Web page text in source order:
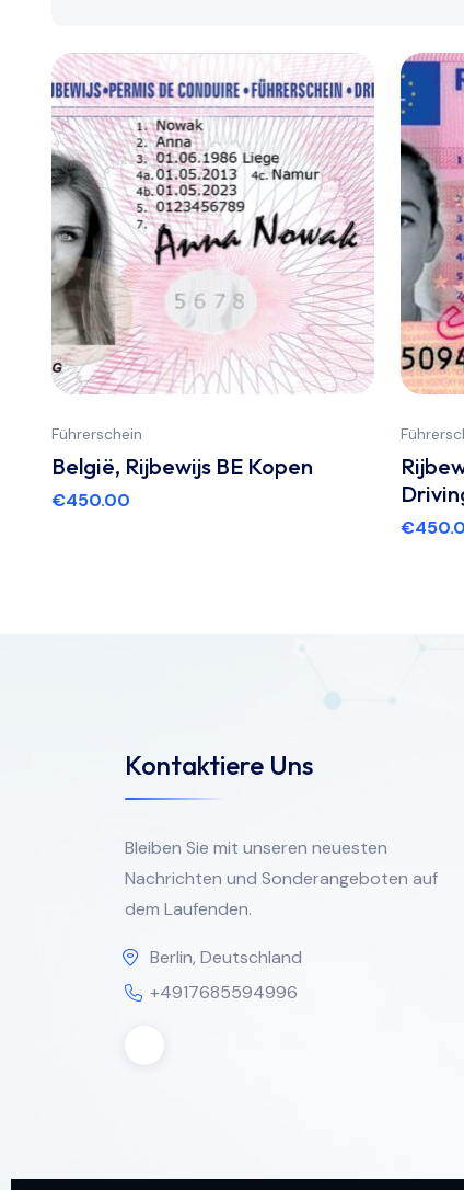
Führerschein
België, Rijbewijs BE Kopen
€450.00
€
Kontaktiere Uns
Bleiben Sie mit unseren neuesten
Nachrichten und Sonderangeboten auf
dem Laufenden.
Berlin, Deutschland
+4917685594996